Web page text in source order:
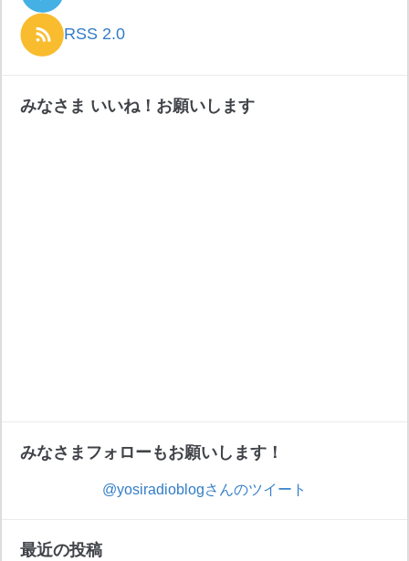
RSS 2.0
みなさま いいね！お願いします
みなさまフォローもお願いします！
@yosiradioblogさんのツイート
最近の投稿